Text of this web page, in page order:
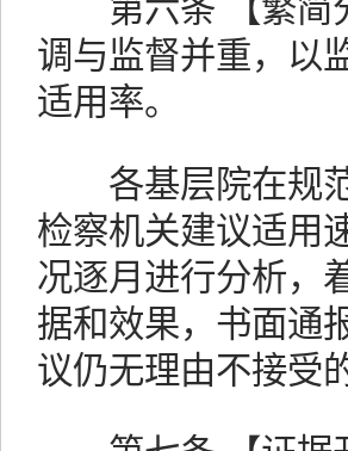
第六条 【繁简分
调与监督并重，以
适用率。
各基层院在规范
检察机关建议适用
况逐月进行分析，
据和效果，书面通
议仍无理由不接受